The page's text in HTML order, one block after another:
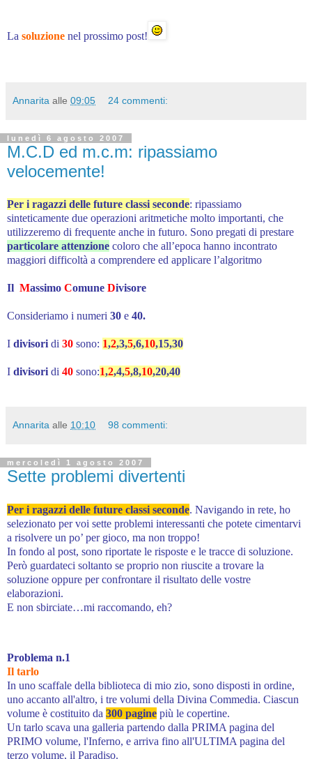
La soluzione nel prossimo post!
Annarita alle 09:05 24 commenti:
lunedì 6 agosto 2007
M.C.D ed m.c.m: ripassiamo
velocemente!
Per i ragazzi delle future classi seconde: ripassiamo
sinteticamente due operazioni aritmetiche molto importanti, che
utilizzeremo di frequente anche in futuro. Sono pregati di prestare
particolare attenzione coloro che all’epoca hanno incontrato
maggiori difficoltà a comprendere ed applicare l’algoritmo
Il Massimo Comune Divisore
Consideriamo i numeri 30 e 40.
I divisori di 30 sono: 1,2,3,5,6,10,15,30
I divisori di 40 sono:1,2,4,5,8,10,20,40
Annarita alle 10:10 98 commenti:
mercoledì 1 agosto 2007
Sette problemi divertenti
Per i ragazzi delle future classi seconde. Navigando in rete, ho
selezionato per voi sette problemi interessanti che potete cimentarvi
a risolvere un po’ per gioco, ma non troppo!
In fondo al post, sono riportate le risposte e le tracce di soluzione.
Però guardateci soltanto se proprio non riuscite a trovare la
soluzione oppure per confrontare il risultato delle vostre
elaborazioni.
E non sbirciate…mi raccomando, eh?
Problema n.1
Il tarlo
In uno scaffale della biblioteca di mio zio, sono disposti in ordine,
uno accanto all'altro, i tre volumi della Divina Commedia. Ciascun
volume è costituito da 300 pagine più le copertine.
Un tarlo scava una galleria partendo dalla PRIMA pagina del
PRIMO volume, l'Inferno, e arriva fino all'ULTIMA pagina del
terzo volume, il Paradiso.